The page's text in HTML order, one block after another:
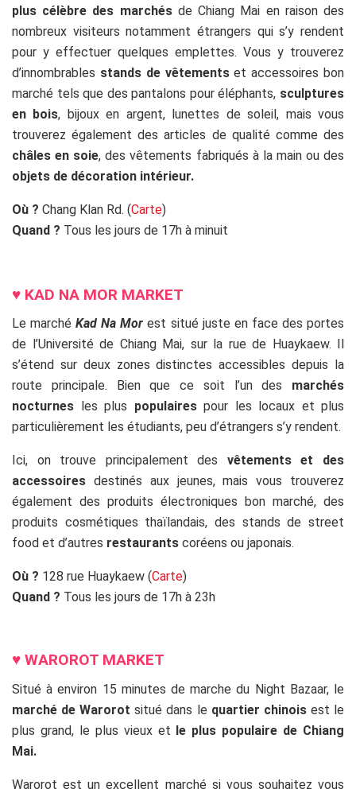
plus célèbre des marchésde Chiang Mai en raison des
nombreux visiteurs notamment étrangers qui s’y rendent
pour y effectuer quelques emplettes. Vous y trouverez
d’innombrables stands de vêtementset accessoires bon
marché tels que des pantalons pour éléphants, sculptures
en bois, bijoux en argent, lunettes de soleil, mais vous
trouverez également des articles de qualité comme des
châles en soie, des vêtements fabriqués à la main ou des
objets de décoration intérieur.
Où ? Chang Klan Rd. (Carte)
Quand ? Tous les jours de 17h à minuit
♥ KAD NA MOR MARKET
Le marchéKad Na Mor est situé juste en face des portes
de l’Université de Chiang Mai, sur la rue de Huaykaew. Il
s’étend sur deux zones distinctes accessibles depuis la
route principale. Bien que ce soit l’un des marchés
nocturnes les plus populairespour les locaux et plus
particulièrement les étudiants, peu d’étrangers s’y rendent.
Ici, on trouve principalement des vêtements et des
accessoires destinés aux jeunes, mais vous trouverez
également des produits électroniques bon marché, des
produits cosmétiques thaïlandais, des stands de street
food et d’autres restaurants coréens ou japonais.
Où ? 128 rue Huaykaew (Carte)
Quand ? Tous les jours de 17h à 23h
♥ WAROROT MARKET
Situé à environ 15 minutes de marche du Night Bazaar, le
marché de Warorot situé dans le quartier chinoisest le
plus grand, le plus vieux et le plus populaire de Chiang
Mai.
Warorot est un excellent marché si vous souhaitez vous